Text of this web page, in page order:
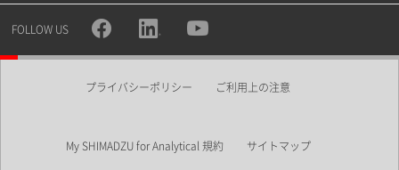
所属部署
FOLLOW US
プライバシーポリシー ご利用上の注意
My SHIMADZU for Analytical 規約 サイトマップ